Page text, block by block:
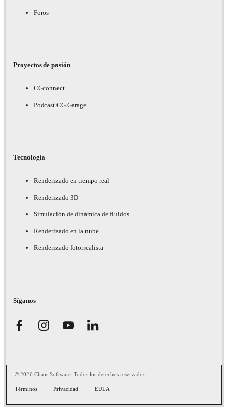
Foros
Proyectos de pasión
CGconnect
Podcast CG Garage
Tecnología
Renderizado en tiempo real
Renderizado 3D
Simulación de dinámica de fluidos
Renderizado en la nube
Renderizado fotorrealista
Síganos
© 2026 Chaos Software. Todos los derechos reservados.
Términos Privacidad EULA